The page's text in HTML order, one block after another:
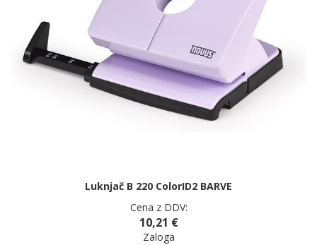
Luknjač B 220 ColorID2 BARVE
Cena z DDV:
10,21 €
Zaloga